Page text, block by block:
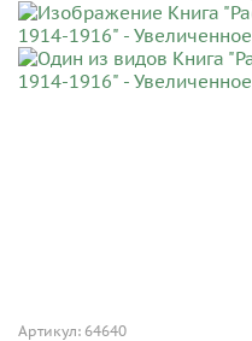
Артикул: 64640